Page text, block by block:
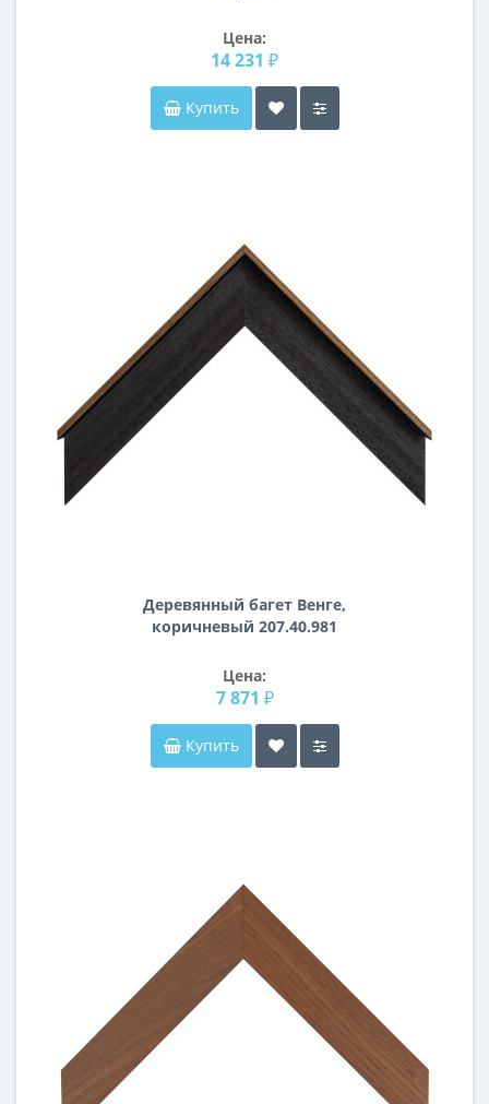
Цена:
14 231 ₽
Купить
Деревянный багет Венге,
коричневый 207.40.981
Цена:
7 871 ₽
Купить